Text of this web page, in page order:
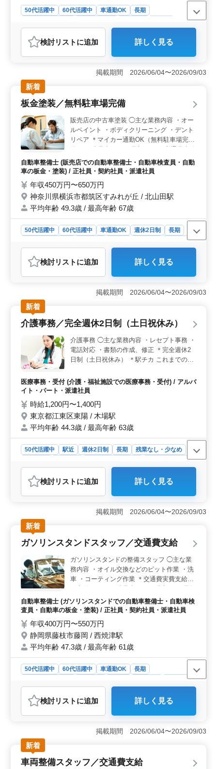
50代活躍中 60代活躍中 車通勤OK
長期
自動車整備士
おすすめポイント
＜寮完備で安心して働ける環境＞ 単身・世帯用の寮を
完備しており、生活面の負担を抑えながら勤務できる環
境です。日曜・祝日休みに加えて夏季休暇や年末年始休
暇、GW休暇もあり、長期的に働きやすい職場です。
＜大型車両整備で経験を活かせる業務内容＞ 外車ディ
ーラーでトラックなどの車検整備、日常点検、消耗品交
換を担当します。これまでの整備経験を活かして、大型
トラックまで対応できるメカニックとして技術を発揮で
きます。 ＜車通勤＋待遇充実で安心＞ 無料駐車場
完備で車通勤が可能なため通勤負担を抑えられる環境で
す。交通費支給や賞与、社会保険完備など福利厚生も整
っており、安心して長く働ける職場です。
検討リスト に追加 詳しく見る
掲載期間 2026/06/04〜2026/09/03
新着
板金塗装／無料駐車場完備
販売店の中古車塗装 ◯主な業務内容 ・オー
ルペイント ・ボディクリーニング ・デント
リペア ＊マイカー通勤OK（無料駐車場完
ベテラン塗装工を募集します。 ぜひそのお
力をお貸しください。
自動車整備士 (販売店での自動車整備士・自動車検査員・自動
車の板金・塗装) / 正社員・契約社員・派遣社員
年収450万円〜650万円
神奈川県横浜市都筑区すみれが丘 / 北山田駅
平均年齢 49.3歳 / 最高年齢 67歳
50代活躍中 60代活躍中 車通勤OK 週休2日制
長期
派遣社員
おすすめポイント
＜残業少なめで働きやすい＞ 完全週休2日制で休日を確
保でき、残業も少なめのため、無理なくメリハリをつけ
て働きやすい環境です。 ＜板金塗装経験を活かせる
業務＞ 中古車塗装にてオールペイント、ボディクリー
ニング、デントリペアを担当します。これまでの鈑金塗
装経験を活かして、専門技術を発揮できます。 ＜車
通勤可＋充実待遇＞ 無料駐車場完備でマイカー通勤が
でき、通勤負担を抑えられる環境です。交通費、社会保
険など福利厚生も整い、安心して長く働ける環境です。
検討リスト に追加 詳しく見る
掲載期間 2026/06/04〜2026/09/03
新着
介護事務／完全週休2日制（土日祝休み）
介護事務 ◯主な業務内容 ・レセプト事務 ・
電話対応 ・書類の作成、修正 ＊完全週休2
日制（土日祝休み） ＊駅チカ これまでのレ
応募ぜひお待ちしております。
医療事務・受付 (介護・福祉施設での医療事務・受付) / アルバ
イト・パート・派遣社員
時給1,200円〜1,400円
東京都江東区東陽 / 木場駅
平均年齢 44.3歳 / 最高年齢 63歳
50代活躍中 駅近 週休2日制 長期
残業なし・少なめ
医療事務・受付
おすすめポイント
＜充実の休日＞ 完全週休2日制（土日祝休み）で予定を
立てやすく、プライベートの時間も大切にできます。残
す。 ＜経験を活かせる＞ 介護事務としてレセプト
事務、電話対応、書類作成・修正を担当します。これま
での診療報酬請求経験を活かして、即戦力として活躍で
きるお仕事です。 ＜安心の待遇＞ 駅から徒歩圏内
です。経験を発揮しながら安心して長く働ける環境で
す。
検討リスト に追加 詳しく見る
掲載期間 2026/06/04〜2026/09/03
新着
ガソリンスタンドスタッフ／交通費支給
ガソリンスタンドの整備スタッフ ◯主な業
務内容 ・オイル交換などのピット作業 ・洗
車 ・コーティング作業 ＊交通費実費支給
（上限なし） ＊残業少なめ ＊賞与あり 長年
鍛え上げられた技術をぜひ当社で活かしてく
ださい！ 2級以上の整備士資格をお持ちの方
自動車整備士 (ガソリンスタンドでの自動車整備士・自動車検
査員・自動車の板金・塗装) / 正社員・契約社員・派遣社員
年収400万円〜550万円
静岡県藤枝市藤岡 / 西焼津駅
平均年齢 47.3歳 / 最高年齢 61歳
50代活躍中 60代活躍中 車通勤OK
長期
派遣社員
おすすめポイント
＜残業少なめで働きやすい環境＞ 残業少なめで仕事と
プライベートのバランスを取りやすい環境です。長期勤
務を続けやすい勤務体制で、無理なく安定した働き方を
実現できます。 ＜整備経験を活かせる業務内容＞
ガソリンスタンドでオイル交換などのピット作業、洗
車、コーティング作業を担当します。これまでの整備経
検討リスト に追加 詳しく見る
掲載期間 2026/06/04〜2026/09/03
新着
車両整備スタッフ／交通費支給